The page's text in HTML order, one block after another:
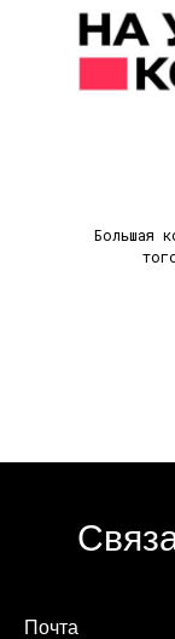
Большая
Почта